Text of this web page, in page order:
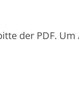
der PDF.